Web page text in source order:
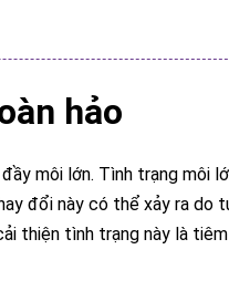
hảo
môi lớn. Tình trạng môi
đổi này có thể xảy ra do
thiện tình trạng này là